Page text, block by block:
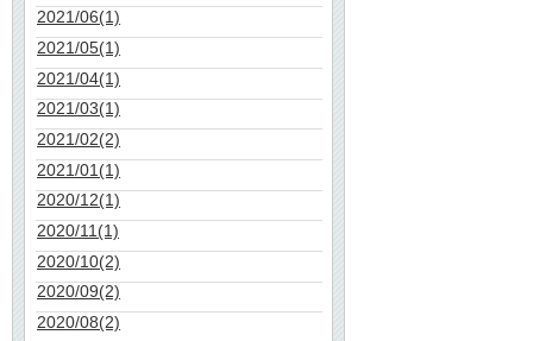
2021/06(1)
2021/05(1)
2021/04(1)
2021/03(1)
2021/02(2)
2021/01(1)
2020/12(1)
2020/11(1)
2020/10(2)
2020/09(2)
2020/08(2)